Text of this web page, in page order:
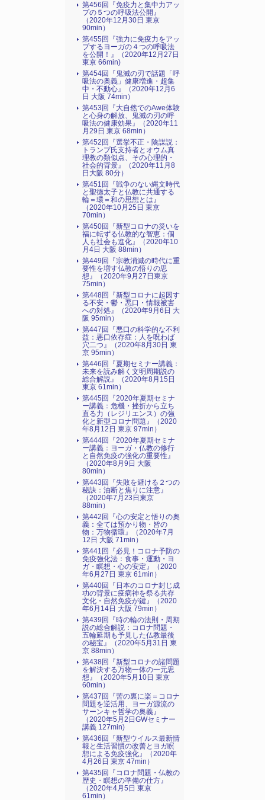
第456回『免疫力と集中力アッ
プの５つの呼吸法公開』
（2020年12月30日 東京
90min）
第455回『強力に免疫力をアッ
プするヨーガの４つの呼吸法
を公開！』（2020年12月27日
東京 66min)
第454回『鬼滅の刃で話題「呼
吸法の奥義」健康増進・超集
中・不動心』（2020年12月6
日 大阪 74min）
第453回『大自然でのAwe体験
と心身の解放、鬼滅の刃の呼
吸法の健康効果』（2020年11
月29日 東京 68min）
第452回『選挙不正・陰謀説：
トランプ氏支持者とオウム真
理教の類似点、その心理的・
社会的背景』（2020年11月8
日大阪 80分）
第451回『戦争のない縄文時代
と聖徳太子と仏教に共通する
輪＝環＝和の思想とは』
（2020年10月25日 東京
70min）
第450回『新型コロナの災いを
福に転ずる仏教的な智恵：個
人も社会も進化』（2020年10
月4日 大阪 88min）
第449回『宗教消滅の時代に重
要性を増す仏教の悟りの思
想』（2020年9月27日東京
75min）
第448回『新型コロナに起因す
る不安・鬱・悪口・情報被害
への対処』（2020年9月6日 大
阪 95min）
第447回『悪口の科学的な不利
益：悪口依存症：人を呪わば
穴二つ』（2020年8月30日 東
京 95min）
第446回『夏期セミナー講義：
未来を読み解く文明周期説の
総合解説』（2020年8月15日
東京 61min）
第445回『2020年夏期セミナ
ー講義：危機・挫折から立ち
直る力（レジリエンス）の強
化と新型コロナ問題』（2020
年8月12日 東京 97min）
第444回『2020年夏期セミナ
ー講義：ヨーガ・仏教の修行
と自然免疫の強化の重要性』
（2020年8月9日 大阪
80min）
第443回『失敗を避ける２つの
秘訣：油断と焦りに注意』
（2020年7月23日東京
88min）
第442回『心の安定と悟りの奥
義：全ては預かり物・皆の
物：万物循環』（2020年7月
12日 大阪 71min）
第441回『必見！コロナ予防の
免疫強化法：食事・運動・ヨ
ガ・瞑想・心の安定』（2020
年6月27日 東京 61min）
第440回『日本のコロナ封じ成
功の背景に疫病神を祭る共存
文化・自然免疫が鍵』（2020
年6月14日 大阪 79min）
第439回『時の輪の法則・周期
説の総合解説：コロナ問題・
五輪延期も予見した仏教最後
の秘宝』（2020年5月31日 東
京 88min）
第438回『新型コロナの諸問題
を解決する万物一体の一元思
想』（2020年5月10日 東京
60min）
第437回『苦の裏に楽＝コロナ
問題を逆活用、ヨーガ源流の
サーンキャ哲学の奥義』
（2020年5月2日GWセミナー
講義 127min)
第436回『新型ウイルス最新情
報と生活習慣の改善とヨガ瞑
想による免疫強化』（2020年
4月26日 東京 47min）
第435回『コロナ問題・仏教の
歴史・瞑想の準備の仕方』
（2020年4月5日 東京
61min）